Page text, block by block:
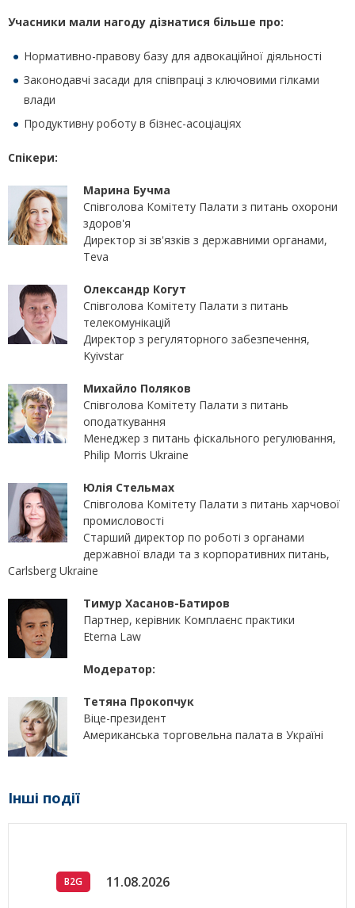
Учасники мали нагоду дізнатися більше про:
Нормативно-правову базу для адвокаційної діяльності
Законодавчі засади для співпраці з ключовими гілками
влади
Продуктивну роботу в бізнес-асоціаціях
Спікери:
Марина Бучма
Співголова Комітету Палати з питань охорони
здоров'я
Директор зі зв'язків з державними органами,
Teva
Олександр Когут
Співголова Комітету Палати з питань
телекомунікацій
Директор з регуляторного забезпечення,
Kyivstar
Михайло Поляков
Співголова Комітету Палати з питань
оподаткування
Менеджер з питань фіскального регулювання,
Philip Morris Ukraine
Юлія Стельмах
Співголова Комітету Палати з питань харчової
промисловості
Старший директор по роботі з органами
державної влади та з корпоративних питань,
Carlsberg Ukraine
Тимур Хасанов-Батиров
Партнер, керівник Комплаєнс практики
Eterna Law
Модератор:
Тетяна Прокопчук
Віце-президент
Американська торговельна палата в Україні
Інші події
B2G 11.08.2026